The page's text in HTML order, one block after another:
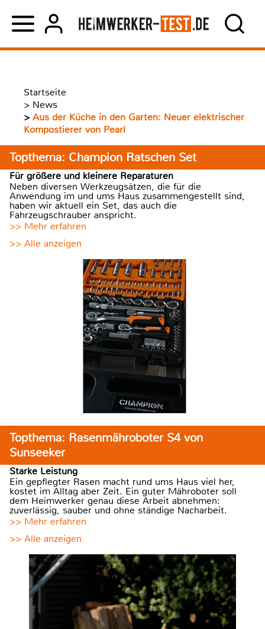
Startseite
> News
> Aus der Küche in den Garten: Neuer elektrischer
Kompostierer von Pearl
Topthema: Champion Ratschen Set
Für größere und kleinere Reparaturen
Neben diversen Werkzeugsätzen, die für die
Anwendung im und ums Haus zusammengestellt sind,
haben wir aktuell ein Set, das auch die
Fahrzeugschrauber anspricht.
>> Mehr erfahren
>> Alle anzeigen
Topthema: Rasenmähroboter S4 von
Sunseeker
Starke Leistung
Ein gepflegter Rasen macht rund ums Haus viel her,
kostet im Alltag aber Zeit. Ein guter Mähroboter soll
dem Heimwerker genau diese Arbeit abnehmen:
zuverlässig, sauber und ohne ständige Nacharbeit.
>> Mehr erfahren
>> Alle anzeigen